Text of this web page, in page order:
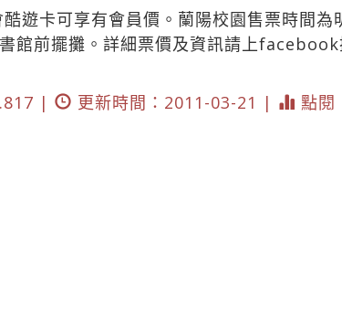
遊卡可享有會員價。蘭陽校園售票時間為
館前擺攤。詳細票價及資訊請上
|
更新時間：2011-03-21 | 點閱